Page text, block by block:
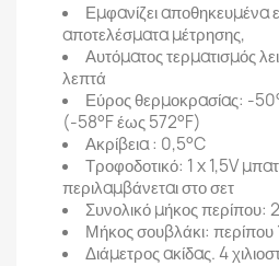
Εμφανίζει αποθηκευμένα
αποτελέσματα μέτρησης,
Αυτόματος τερματισμός
λεπτά
Εύρος θερμοκρασίας: -
(-58°F έως 572°F)
Ακρίβεια : 0,5°C
Τροφοδοτικό: 1 x 1,5V
περιλαμβάνεται στο σετ
Συνολικό μήκος περίπου:
Μήκος σουβλάκι: περίπου
Διάμετρος ακίδας. 4